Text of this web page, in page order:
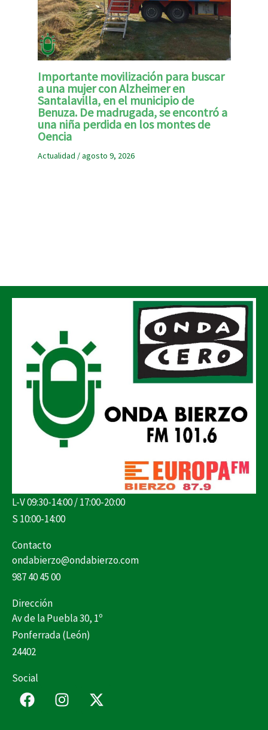
Importante movilización para buscar
a una mujer con Alzheimer en
Santalavilla, en el municipio de
Benuza. De madrugada, se encontró a
una niña perdida en los montes de
Oencia
Actualidad /agosto 9, 2026
L-V 09:30-14:00 / 17:00-20:00
S 10:00-14:00
Contacto
ondabierzo@ondabierzo.com
987 40 45 00
Dirección
Av de la Puebla 30, 1º
Ponferrada (León)
24402
Social
F
a
I
n
X
-